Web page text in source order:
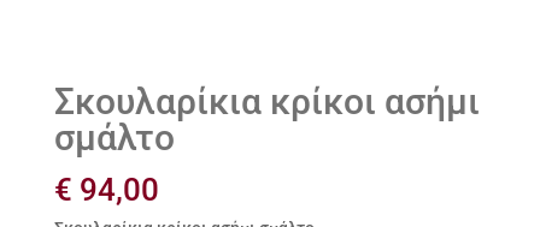
Σκουλαρίκια κρίκοι ασήμι
σμάλτο
€ 94,00